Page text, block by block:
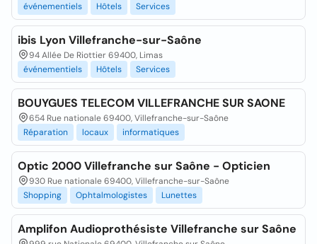
événementiels
Hôtels Services
ibis Lyon Villefranche-sur-Saône
94 Allée De Riottier 69400, Limas
événementiels
Hôtels Services
BOUYGUES TELECOM VILLEFRANCHE SUR SAONE
654 Rue nationale 69400, Villefranche-sur-Saône
Réparation
locaux informatiques
Optic 2000 Villefranche sur Saône - Opticien
930 Rue nationale 69400, Villefranche-sur-Saône
Shopping
Ophtalmologistes Lunettes
Amplifon Audioprothésiste Villefranche sur Saône